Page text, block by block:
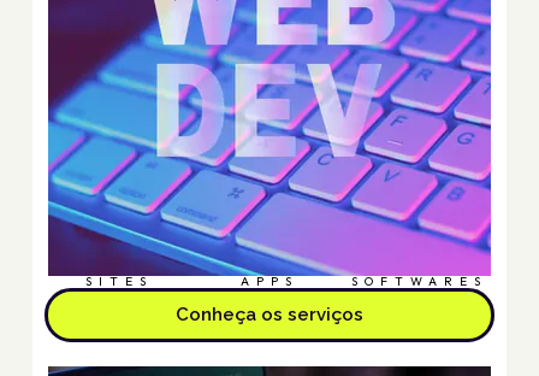
SITES APPS SOFTWARES
Conheça os serviços